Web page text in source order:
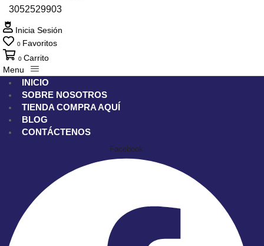
3052529903
Inicia Sesión
0 Favoritos
0 Carrito
Menu
INICIO
SOBRE NOSOTROS
TIENDA COMPRA AQUÍ
BLOG
CONTÁCTENOS
Facebook